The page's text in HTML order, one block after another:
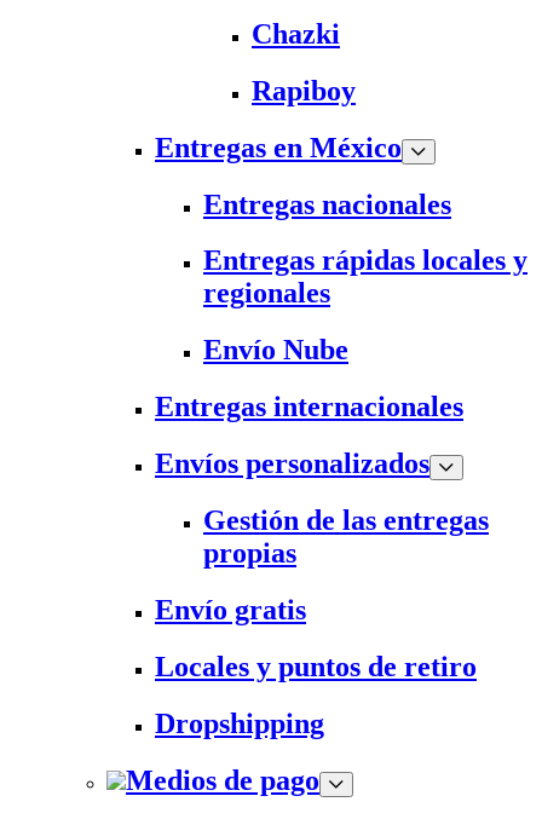
Chazki
Rapiboy
Entregas en México
Entregas nacionales
Entregas rápidas locales y
regionales
Envío Nube
Entregas internacionales
Envíos personalizados
Gestión de las entregas
propias
Envío gratis
Locales y puntos de retiro
Dropshipping
Medios de pago